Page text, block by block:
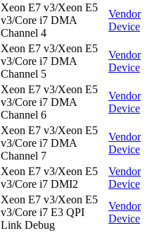
Xeon E7 v3/Xeon E5
v3/Core i7 DMA
Channel 4
Vendor
Device
Xeon E7 v3/Xeon E5
v3/Core i7 DMA
Channel 5
Vendor
Device
Xeon E7 v3/Xeon E5
v3/Core i7 DMA
Channel 6
Vendor
Device
Xeon E7 v3/Xeon E5
v3/Core i7 DMA
Channel 7
Vendor
Device
Xeon E7 v3/Xeon E5
v3/Core i7 DMI2
Vendor
Device
Xeon E7 v3/Xeon E5
v3/Core i7 E3 QPI
Link Debug
Vendor
Device